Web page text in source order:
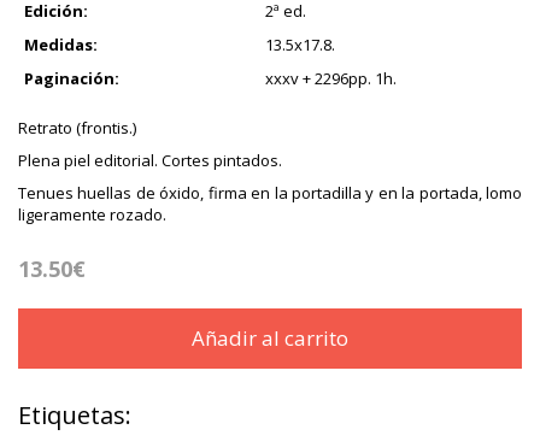
Edición:
2ª ed.
Medidas:
13.5x17.8.
Paginación:
xxxv + 2296pp. 1h.
Retrato (frontis.)
Plena piel editorial. Cortes pintados.
Tenues huellas de óxido, firma en la portadilla y en la portada, lomo
ligeramente rozado.
13.50€
Añadir al carrito
Etiquetas: